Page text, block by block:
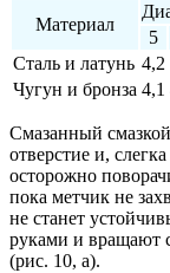
Материал
5
Сталь и латунь 4,2
Чугун и бронза 4,1
Смазанный
отверстие и,
осторожно
пока метчик не
не станет
руками и вращают
(рис. 10, а).